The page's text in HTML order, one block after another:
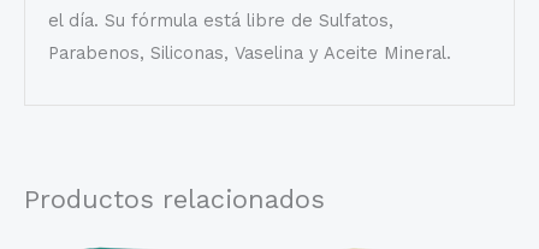
el día. Su fórmula está libre de Sulfatos,
Parabenos, Siliconas, Vaselina y Aceite Mineral.
Productos relacionados